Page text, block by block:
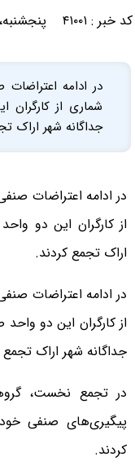
کد خبر : ۴۱۰۰۱ پنجشنبه، ۳۰ شهریور ۱۳۹۶ - ۰۸:۱۱:۲۷
در ادامه اعتراضات
شماری از
جداگانه شهر اراک
در ادامه اعتراضات
از کارگران این دو
اراک تجمع کردند.
در ادامه اعتراضات
جداگانه شهر اراک تجمع
در تجمع نخست،
پیگیری‌های صنفی
کردند.